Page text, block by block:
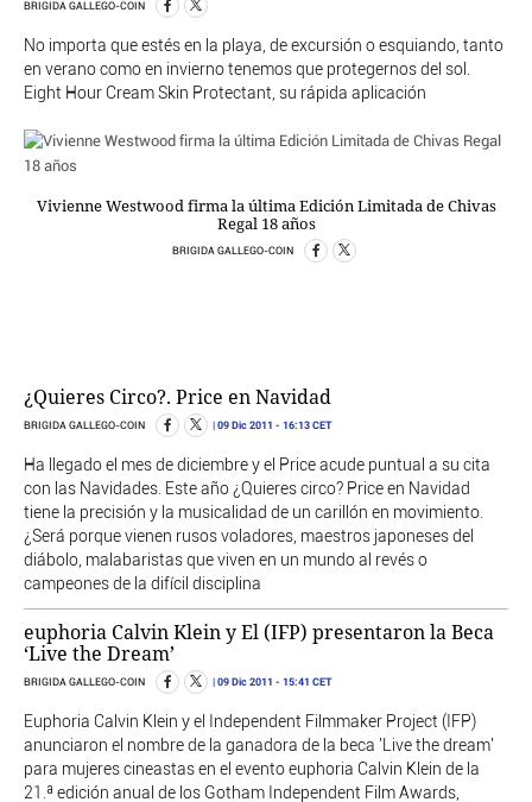
BRIGIDA GALLEGO-COIN
No importa que estés en la playa, de excursión o esquiando, tanto
en verano como en invierno tenemos que protegernos del sol.
Eight Hour Cream Skin Protectant, su rápida aplicación
Vivienne Westwood firma la última Edición Limitada de Chivas
Regal 18 años
BRIGIDA GALLEGO-COIN
¿Quieres Circo?. Price en Navidad
BRIGIDA GALLEGO-COIN 09 Dic 2011 - 16:13 CET
Ha llegado el mes de diciembre y el Price acude puntual a su cita
con las Navidades. Este año ¿Quieres circo? Price en Navidad
tiene la precisión y la musicalidad de un carillón en movimiento.
¿Será porque vienen rusos voladores, maestros japoneses del
diábolo, malabaristas que viven en un mundo al revés o
campeones de la difícil disciplina
euphoria Calvin Klein y El (IFP) presentaron la Beca
‘Live the Dream’
BRIGIDA GALLEGO-COIN 09 Dic 2011 - 15:41 CET
Euphoria Calvin Klein y el Independent Filmmaker Project (IFP)
anunciaron el nombre de la ganadora de la beca 'Live the dream'
para mujeres cineastas en el evento euphoria Calvin Klein de la
21.ª edición anual de los Gotham Independent Film Awards,